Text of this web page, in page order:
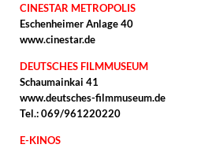
CINESTAR METROPOLIS
Eschenheimer Anlage 40
www.cinestar.de
DEUTSCHES FILMMUSEUM
Schaumainkai 41
www.deutsches-filmmuseum.de
Tel.: 069/961220220
E-KINOS